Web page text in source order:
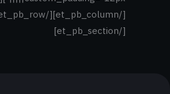
[/et_pb_section]